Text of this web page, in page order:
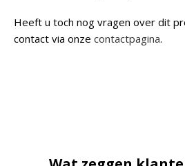
Heeft u toch nog vragen over dit
contact via onze contactpagina.